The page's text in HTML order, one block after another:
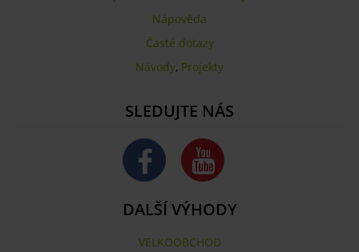
Nápověda
Časté dotazy
Návody, Projekty
SLEDUJTE NÁS
DALŠÍ VÝHODY
VELKOOBCHOD